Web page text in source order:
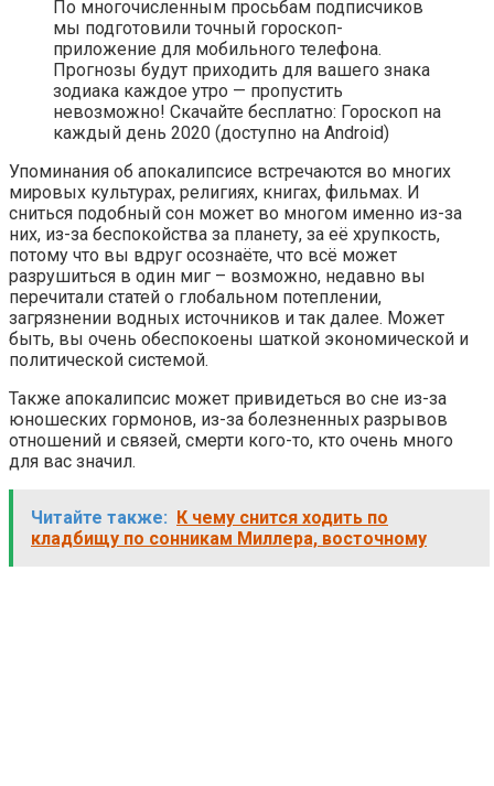
По многочисленным просьбам подписчиков
мы подготовили точный гороскоп-
приложение для мобильного телефона.
Прогнозы будут приходить для вашего знака
зодиака каждое утро — пропустить
невозможно! Скачайте бесплатно: Гороскоп на
каждый день 2020 (доступно на Android)
Упоминания об апокалипсисе встречаются во многих
мировых культурах, религиях, книгах, фильмах. И
сниться подобный сон может во многом именно из-за
них, из-за беспокойства за планету, за её хрупкость,
потому что вы вдруг осознаёте, что всё может
разрушиться в один миг – возможно, недавно вы
перечитали статей о глобальном потеплении,
загрязнении водных источников и так далее. Может
быть, вы очень обеспокоены шаткой экономической и
политической системой.
Также апокалипсис может привидеться во сне из-за
юношеских гормонов, из-за болезненных разрывов
отношений и связей, смерти кого-то, кто очень много
для вас значил.
Читайте также: К чему снится ходить по
кладбищу по сонникам Миллера, восточному